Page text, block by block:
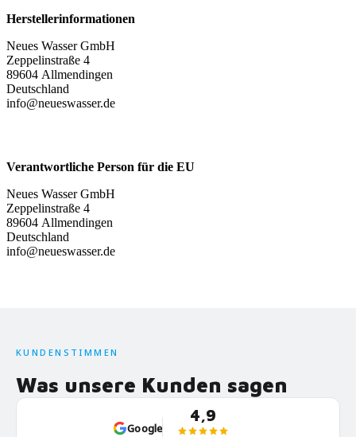
Herstellerinformationen
Neues Wasser GmbH
Zeppelinstraße 4
89604 Allmendingen
Deutschland
info@neueswasser.de
Verantwortliche Person für die EU
Neues Wasser GmbH
Zeppelinstraße 4
89604 Allmendingen
Deutschland
info@neueswasser.de
KUNDENSTIMMEN
Was unsere Kunden sagen
Google
4,9